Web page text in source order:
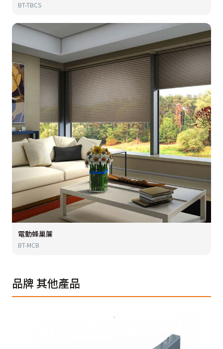
BT-TBCS
電動蜂巢簾
BT-MCB
品牌其他產品